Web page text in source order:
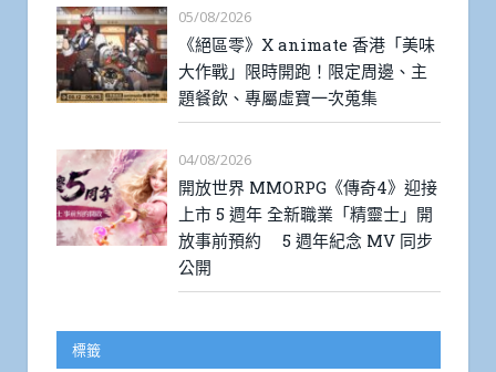
05/08/2026
《絕區零》X animate 香港「美味
大作戰」限時開跑！限定周邊、主
題餐飲、專屬虛寶一次蒐集
04/08/2026
開放世界 MMORPG《傳奇4》迎接
上市 5 週年 全新職業「精靈士」開
放事前預約 5 週年紀念 MV 同步
公開
標籤